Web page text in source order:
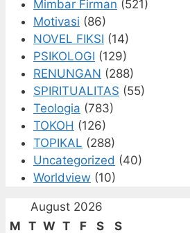
Mimbar Firman (521)
Motivasi (86)
NOVEL FIKSI (14)
PSIKOLOGI (129)
RENUNGAN (288)
SPIRITUALITAS (55)
Teologia (783)
TOKOH (126)
TOPIKAL (288)
Uncategorized (40)
Worldview (10)
August 2026
M T W T F S S